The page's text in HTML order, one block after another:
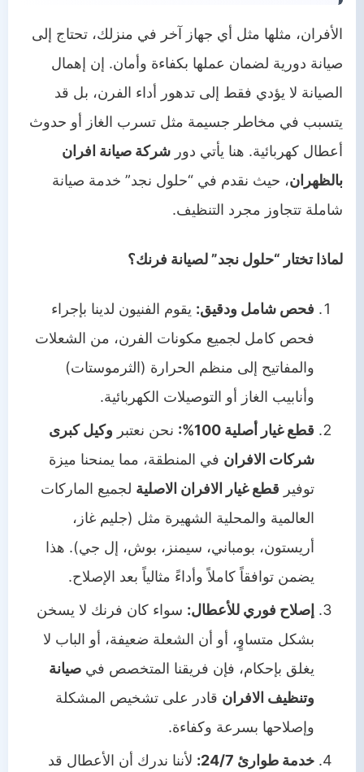
الأفران، مثلها مثل أي جهاز آخر في منزلك، تحتاج إلى
صيانة دورية لضمان عملها بكفاءة وأمان. إن إهمال
الصيانة لا يؤدي فقط إلى تدهور أداء الفرن، بل قد
يتسبب في مخاطر جسيمة مثل تسرب الغاز أو حدوث
أعطال كهربائية. هنا يأتي دور شركة صيانة افران
بالظهران، حيث نقدم في “حلول نجد” خدمة صيانة
شاملة تتجاوز مجرد التنظيف.
لماذا تختار “حلول نجد” لصيانة فرنك؟
فحص شامل ودقيق: يقوم الفنيون لدينا بإجراء
فحص كامل لجميع مكونات الفرن، من الشعلات
والمفاتيح إلى منظم الحرارة (الثرموستات)
وأنابيب الغاز أو التوصيلات الكهربائية.
قطع غيار أصلية 100%:
نحن نعتبر وكيل كبرى
شركات الافران في المنطقة، مما يمنحنا ميزة
توفير قطع غيار الافران الاصلية لجميع الماركات
العالمية والمحلية الشهيرة مثل (جليم غاز،
أريستون، بومباني، سيمنز، بوش، إل جي). هذا
يضمن توافقاً كاملاً وأداءً مثالياً بعد الإصلاح.
إصلاح فوري للأعطال: سواء كان فرنك لا يسخن
بشكل متساوٍ، أو أن الشعلة ضعيفة، أو الباب لا
يغلق بإحكام، فإن فريقنا المتخصص في صيانة
وتنظيف الافران قادر على تشخيص المشكلة
وإصلاحها بسرعة وكفاءة.
خدمة طوارئ 24/7:
لأننا ندرك أن الأعطال قد